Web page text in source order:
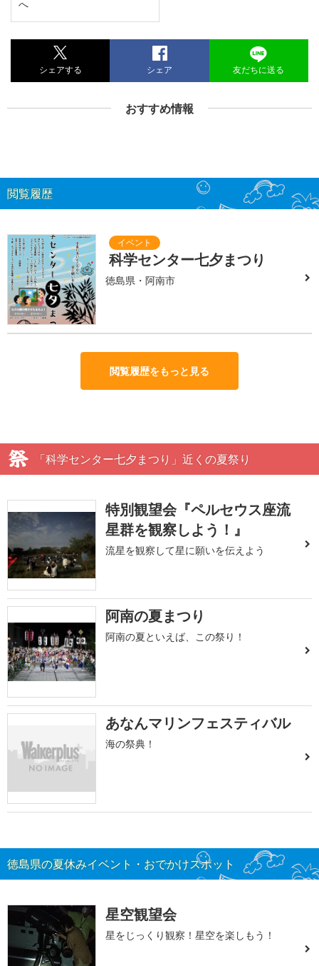
へ
シェアする シェア 友だちに送る
おすすめ情報
閲覧履歴
科学センター七夕まつり
徳島県・阿南市
閲覧履歴をもっと見る
「科学センター七夕まつり」近くの夏祭り
特別観望会『ペルセウス座流
星群を観察しよう！』
流星を観察して星に願いを伝えよう
阿南の夏まつり
阿南の夏といえば、この祭り！
あなんマリンフェスティバル
海の祭典！
徳島県の夏休みイベント・おでかけスポット
星空観望会
星をじっくり観察！星空を楽しもう！